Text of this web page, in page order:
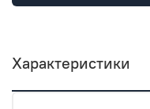
Характеристики